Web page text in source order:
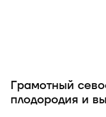
Грамотный
плодородия и